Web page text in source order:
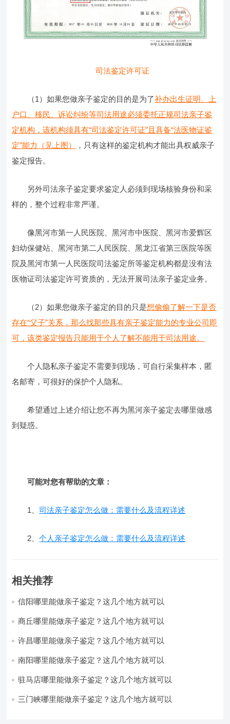
司法鉴定许可证
（1）如果您做亲子鉴定的目的是为了补办出生证明、上
户口、移民、诉讼纠纷等司法用途必须委托正规司法亲子鉴
定机构，该机构须具有“司法鉴定许可证”且具备“法医物证鉴
定”能力（见上图）
，只有这样的鉴定机构才能出具权威亲子
鉴定报告。
另外司法亲子鉴定要求鉴定人必须到现场核验身份和采
样的，整个过程非常严谨。
像黑河市第一人民医院、黑河市中医院、黑河市爱辉区
妇幼保健站、黑河市第二人民医院、黑龙江省第三医院等医
院及黑河市第一人民医院司法鉴定所等鉴定机构都是没有法
医物证司法鉴定许可资质的，无法开展司法亲子鉴定业务。
（2）如果您做亲子鉴定的目的只是想偷偷了解一下是否
存在“父子”关系，那么找那些具有亲子鉴定能力的专业公司即
可，该类鉴定报告只能用于个人了解不能用于司法用途。
个人隐私亲子鉴定不需要到现场，可自行采集样本，匿
名邮寄，可很好的保护个人隐私。
希望通过上述介绍让您不再为黑河亲子鉴定去哪里做感
到疑惑。
可能对您有帮助的文章：
1、司法亲子鉴定怎么做：需要什么及流程详述
2、个人亲子鉴定怎么做：需要什么及流程详述
相关推荐
信阳哪里能做亲子鉴定？这几个地方就可以
商丘哪里能做亲子鉴定？这几个地方就可以
许昌哪里能做亲子鉴定？这几个地方就可以
南阳哪里能做亲子鉴定？这几个地方就可以
驻马店哪里能做亲子鉴定？这几个地方就可以
三门峡哪里能做亲子鉴定？这几个地方就可以